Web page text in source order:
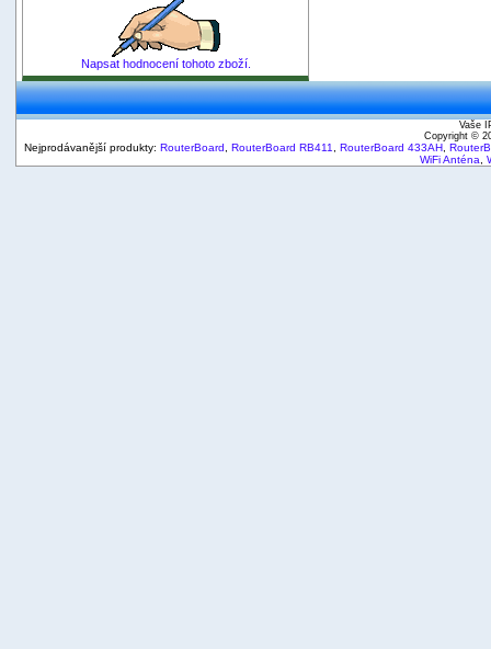
Napsat hodnocení tohoto zboží.
Vaše
Copyright ©
Nejprodávanější produkty: RouterBoard RouterBoard RB411 RouterBoard 433AH
WiFi Anténa